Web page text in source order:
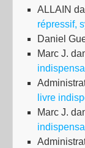
ALLAIN
répressif,
Daniel
Marc J.
livre
Marc J.